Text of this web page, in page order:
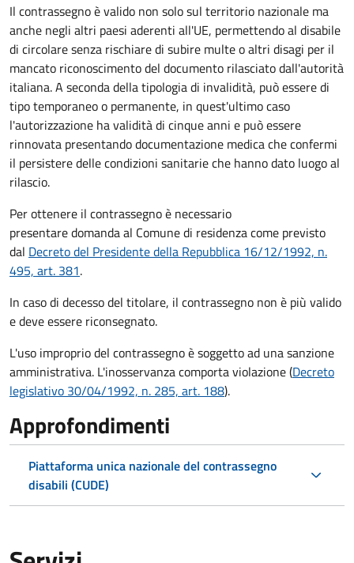
Il contrassegno è valido non solo sul territorio nazionale ma
anche negli altri paesi aderenti all'UE, permettendo al disabile
di circolare senza rischiare di subire multe o altri disagi per il
mancato riconoscimento del documento rilasciato dall'autorità
italiana. A seconda della tipologia di invalidità, può essere di
tipo temporaneo o permanente, in quest'ultimo caso
l'autorizzazione ha validità di cinque anni e può essere
rinnovata presentando documentazione medica che confermi
il persistere delle condizioni sanitarie che hanno dato luogo al
rilascio.
Per ottenere il contrassegno è necessario
presentare domanda al Comune di residenza come previsto
dal Decreto del Presidente della Repubblica 16/12/1992, n.
495, art. 381.
In caso di decesso del titolare, il contrassegno non è più valido
e deve essere riconsegnato.
L'uso improprio del contrassegno è soggetto ad una sanzione
amministrativa. L'inosservanza comporta violazione (Decreto
legislativo 30/04/1992, n. 285, art. 188).
Approfondimenti
Piattaforma unica nazionale del contrassegno
disabili (CUDE)